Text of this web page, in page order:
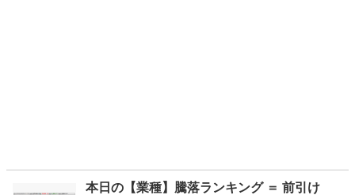
本日の【業種】騰落ランキング ＝ 前引け